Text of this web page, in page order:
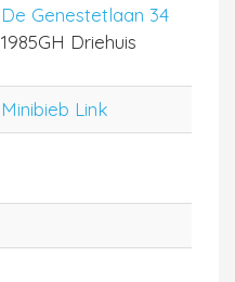
De Genestetlaan 34
1985GH Driehuis
Minibieb Link